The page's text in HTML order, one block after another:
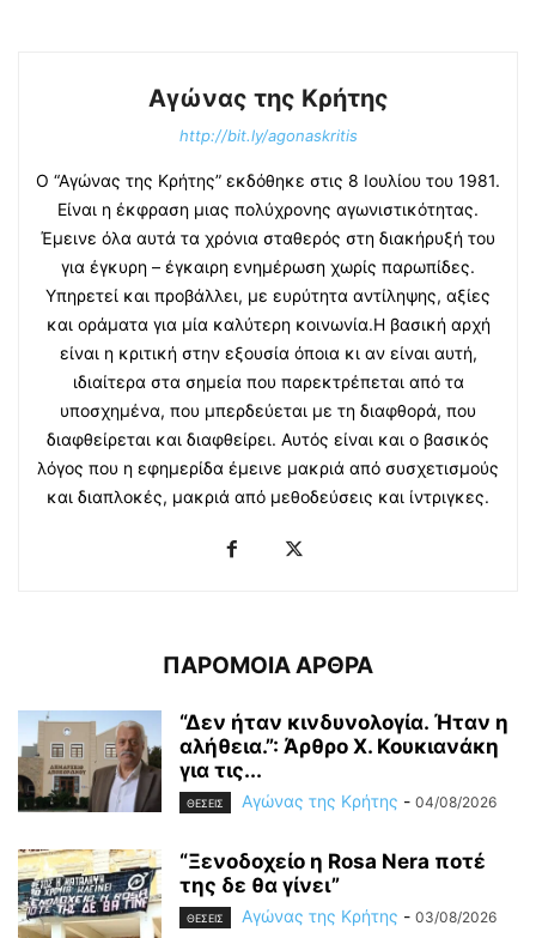
Αγώνας της Κρήτης
http://bit.ly/agonaskritis
Ο “Αγώνας της Κρήτης” εκδόθηκε στις 8 Ιουλίου του 1981.
Είναι η έκφραση μιας πολύχρονης αγωνιστικότητας.
Έμεινε όλα αυτά τα χρόνια σταθερός στη διακήρυξή του
για έγκυρη – έγκαιρη ενημέρωση χωρίς παρωπίδες.
Υπηρετεί και προβάλλει, με ευρύτητα αντίληψης, αξίες
και οράματα για μία καλύτερη κοινωνία.Η βασική αρχή
είναι η κριτική στην εξουσία όποια κι αν είναι αυτή,
ιδιαίτερα στα σημεία που παρεκτρέπεται από τα
υποσχημένα, που μπερδεύεται με τη διαφθορά, που
διαφθείρεται και διαφθείρει. Αυτός είναι και ο βασικός
λόγος που η εφημερίδα έμεινε μακριά από συσχετισμούς
και διαπλοκές, μακριά από μεθοδεύσεις και ίντριγκες.
ΠΑΡΟΜΟΙΑ ΑΡΘΡΑ
“Δεν ήταν κινδυνολογία. Ήταν η
αλήθεια.”: Άρθρο Χ. Κουκιανάκη
για τις...
ΘΕΣΕΙΣ Αγώνας της Κρήτης - 04/08/2026
“Ξενοδοχείο η Rosa Nera ποτέ
της δε θα γίνει”
ΘΕΣΕΙΣ Αγώνας της Κρήτης - 03/08/2026